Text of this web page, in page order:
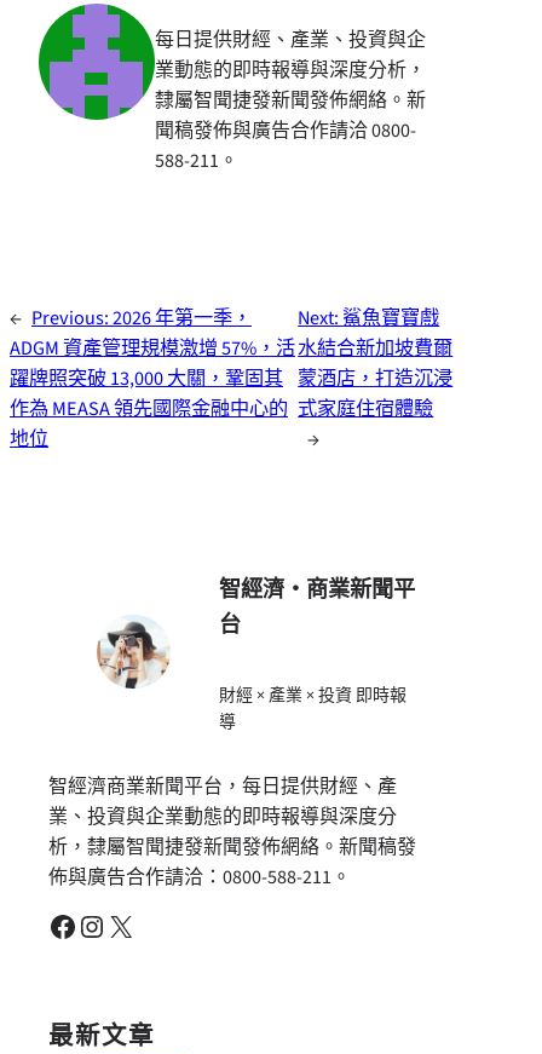
每日提供財經、產業、投資與企
業動態的即時報導與深度分析，
隸屬智聞捷發新聞發佈網絡。新
聞稿發佈與廣告合作請洽 0800-
588-211。
← Previous:2026 年第一季，
ADGM 資產管理規模激增 57%，活
躍牌照突破 13,000 大關，鞏固其
作為 MEASA 領先國際金融中心的
地位
Next: 鯊魚寶寶戲
水結合新加坡費爾
蒙酒店，打造沉浸
式家庭住宿體驗
→
智經濟・商業新聞平
台
財經 × 產業 × 投資 即時報
導
智經濟商業新聞平台，每日提供財經、產
業、投資與企業動態的即時報導與深度分
析，隸屬智聞捷發新聞發佈網絡。新聞稿發
佈與廣告合作請洽：0800-588-211。
Facebook Instagram X
最新文章